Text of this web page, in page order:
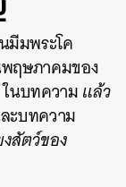
มีมพระโค
ฤษภาคมของ
ในบทความแล้ว
ะบทความ
สัตว์ของ